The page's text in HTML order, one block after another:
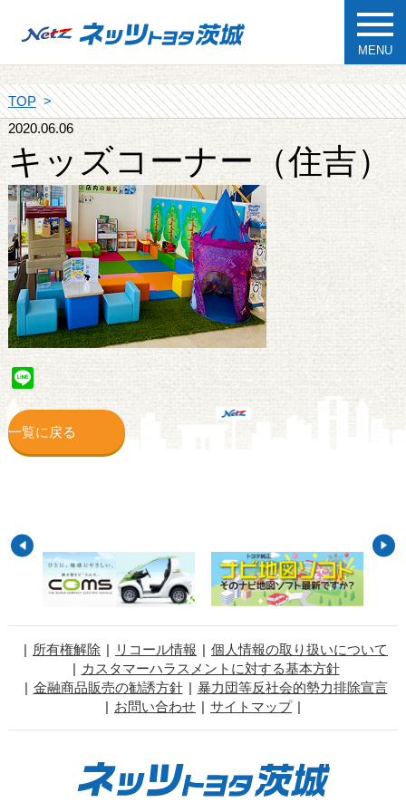
MENU
TOP
2020.06.06
キッズコーナー（住吉）
Line
一覧に戻る
所有権解除 リコール情報
個人情報の取り扱いについて
カスタマーハラスメントに対する基本方針
金融商品販売の勧誘方針
暴力団等反社会的勢力排除宣言
お問い合わせ
サイトマップ